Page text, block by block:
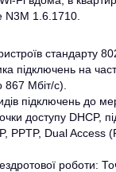
N3M 1.6.1710.
стандарту
підключень на
Мбіт/с).
підключень до
доступу DHCP,
PPTP, Dual Access
роботи: